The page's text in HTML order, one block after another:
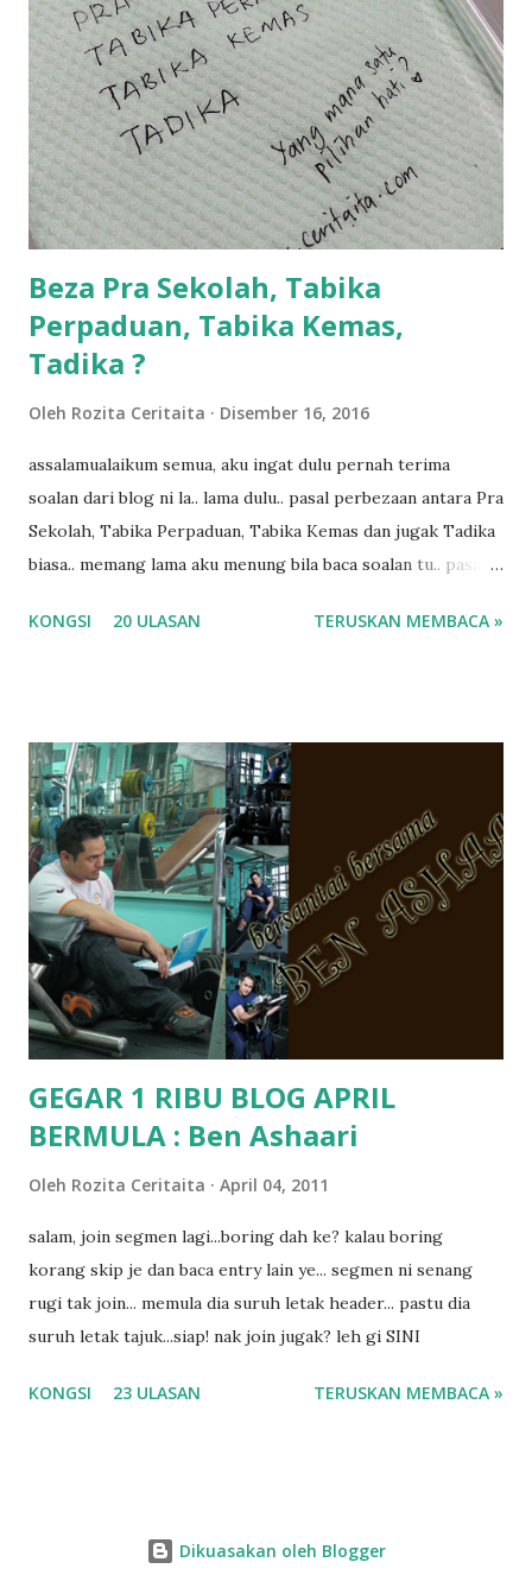
kami memang akan pimpin anak-anak jalan sampai masuk
dalam... dan kebiasanya bagi anak 4 macam kami ni bahagi-
bahagi lah siapa nak pimpin siapa... dan biasanya aku akan
dukung adik hadi sambil pimpin kakak husna... yang abg
ngah dengan abg long terserah pada shah la pulak.. tapi
kalau ikut anak-anak semua nak ummi pimpin... ajer rebeh
ba...
Beza Pra Sekolah, Tabika
Perpaduan, Tabika Kemas,
Tadika ?
Oleh Rozita Ceritaita Disember 16, 2016
assalamualaikum semua, aku ingat dulu pernah terima
soalan dari blog ni la.. lama dulu.. pasal perbezaan antara Pra
Sekolah, Tabika Perpaduan, Tabika Kemas dan jugak Tadika
biasa.. memang lama aku menung bila baca soalan tu.. pasal
ko.. masa tu aku baru je ada anak sorang dan aku hentam je
tanya sapa-sapa pun masa tu.. bila fikir-fikirkan balik terasa
jugak masa alahai teruknya kami sebagai ibubapa.. dan kami
terasa jugak semakin teruk bila abg long dah masuk 2 tahun
kat salah satu tadika swasta ni.. tapi nampaknya kenal huruf
pun tak tau.. pengsan aku bila ingat balik.. aku mula fikir
mungkin sebab abg long sendiri jenis budak yang ada
masalah dyslexia.. tapi minor la.. nanti la aku cerita pasal
dyslexia tu.. lepas tu kami buat keputusan pu...
KONGSI 20 ULASAN TERUSKAN MEMBACA »
GEGAR 1 RIBU BLOG APRIL
BERMULA : Ben Ashaari
Oleh Rozita Ceritaita April 04, 2011
salam, join segmen lagi...boring dah ke? kalau boring
korang skip je dan baca entry lain ye... segmen ni senang
rugi tak join... memula dia suruh letak header... pastu dia
suruh letak tajuk...siap! nak join jugak? leh gi SINI
KONGSI 23 ULASAN TERUSKAN MEMBACA »
Dikuasakan oleh Blogger